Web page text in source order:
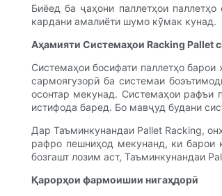
Биёед ба ҷаҳони паллетҳои
кардани амалиёти шумо кӯмак кунад.
Аҳамияти Системаҳои Racking Pallet
Системаҳои босифати паллетҳо
сармоягузорӣ ба системаи
осонтар мекунад. Системаҳои рафъи
истифода баред. Бо мавҷуд будани
Дар Таъминкунандаи Pallet Racking,
рафро пешниҳод мекунанд, ки барои
бозгашт лозим аст, Таъминкунандаи
Қарорҳои фармоишии нигаҳдорӣ